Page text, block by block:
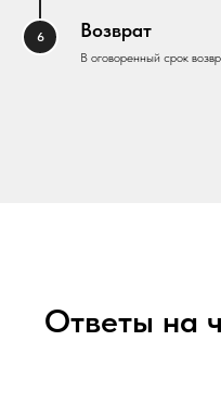
Возврат
В оговоренный срок
Ответы на